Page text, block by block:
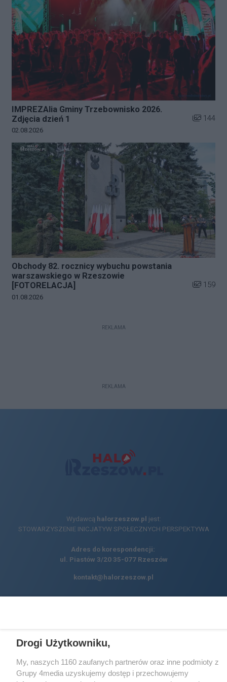
IMPREZAlia Gminy Trzebownisko 2026.
Zdjęcia dzień 1
Liczba
144
Data dodania galerii:
02.08.2026
Obchody 82. rocznicy wybuchu powstania
warszawskiego w Rzeszowie
[FOTORELACJA]
Liczba
159
Data dodania galerii:
01.08.2026
REKLAMA
REKLAMA
Wydawcą halorzeszow.pl jest:
STOWARZYSZENIE INICJATYW SPOŁECZNYCH PERSPEKTYWA
Adres do korespondencji:
ul. Piastów 3/20 35-077 Rzeszów
kontakt@halorzeszow.pl
Facebook.com
X.comInstagram.com
Tiktok.comYoutube.com
Drogi Użytkowniku,
My, naszych 1160 zaufanych partnerów oraz inne podmioty z
Grupy 4media uzyskujemy dostęp i przechowujemy